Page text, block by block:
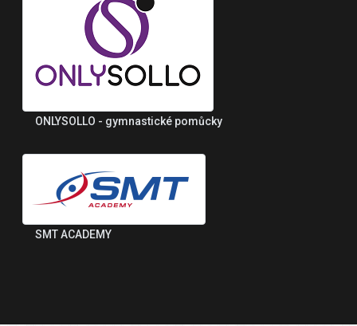
ONLYSOLLO - gymnastické pomůcky
SMT ACADEMY